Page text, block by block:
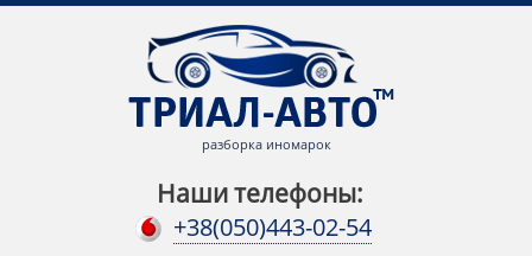
разборка иномарок
Наши телефоны:
+38(050)443-02-54